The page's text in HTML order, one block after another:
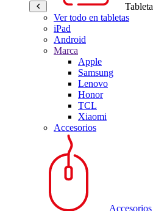
Ver todo en tabletas
iPad
Android
Marca
Apple
Samsung
Lenovo
Honor
TCL
Xiaomi
Accesorios